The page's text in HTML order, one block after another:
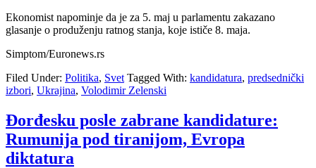
Ekonomist napominje da je za 5. maj u parlamentu zakazano
glasanje o produženju ratnog stanja, koje ističe 8. maja.
Simptom/Euronews.rs
Filed Under: Politika, Svet Tagged With: kandidatura, predsednički
izbori, Ukrajina, Volodimir Zelenski
Đorđesku posle zabrane kandidature:
Rumunija pod tiranijom, Evropa
diktatura